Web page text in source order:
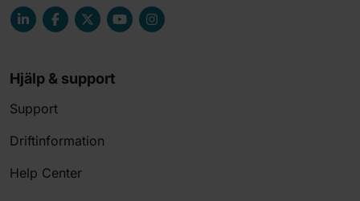
Hjälp & support
Support
Driftinformation
Help Center